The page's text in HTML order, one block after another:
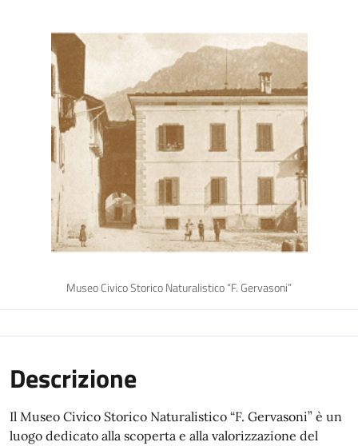
Museo Civico Storico Naturalistico “F. Gervasoni”
Descrizione
Il Museo Civico Storico Naturalistico “F. Gervasoni” è un
luogo dedicato alla scoperta e alla valorizzazione del